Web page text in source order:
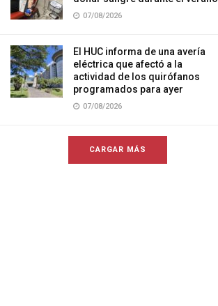
07/08/2026
El HUC informa de una avería
eléctrica que afectó a la
actividad de los quirófanos
programados para ayer
07/08/2026
CARGAR MÁS